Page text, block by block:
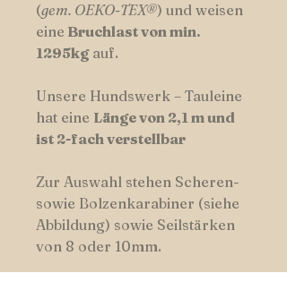
(gem. OEKO-TEX®) und weisen
eine Bruchlast von min.
1295kgauf.
Unsere Hundswerk – Tauleine
hat eine Länge von 2,1 m und
ist 2-fach verstellbar
Zur Auswahl stehen Scheren-
sowie Bolzenkarabiner (siehe
Abbildung) sowie Seilstärken
von 8 oder 10mm.